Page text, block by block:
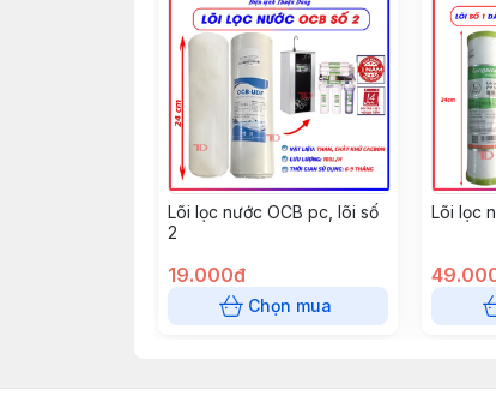
Lõi lọc nước OCB pc, lõi số
2
19.000đ
Chọn mua
Lõi lọc